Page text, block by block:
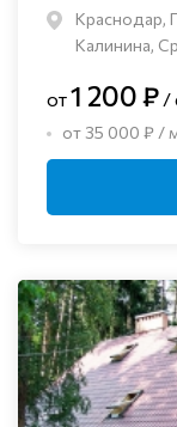
Краснодар,
Калинина,
от1 200 ₽ /
от 35 000 ₽ /